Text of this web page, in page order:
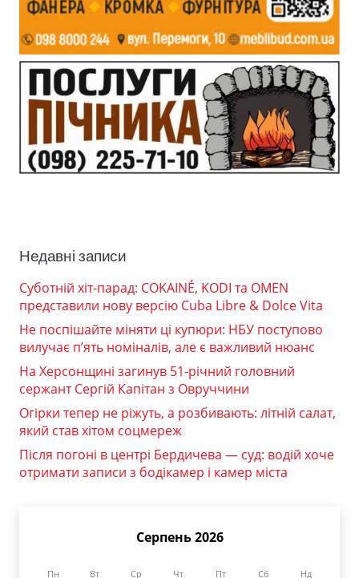
Недавні записи
Суботній хіт-парад: COKAINÉ, KODI та OMEN
представили нову версію Cuba Libre & Dolce Vita
Не поспішайте міняти ці купюри: НБУ поступово
вилучає п’ять номіналів, але є важливий нюанс
На Херсонщині загинув 51-річний головний
сержант Сергій Капітан з Овруччини
Огірки тепер не ріжуть, а розбивають: літній салат,
який став хітом соцмереж
Після погоні в центрі Бердичева — суд: водій хоче
отримати записи з бодікамер і камер міста
Серпень 2026
Пн Вт Ср Чт Пт Сб Нд